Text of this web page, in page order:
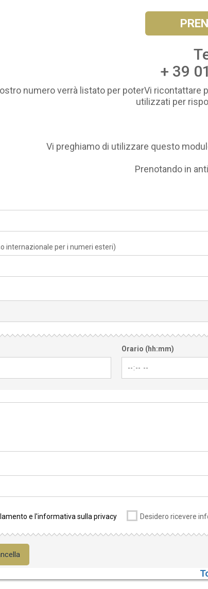
+ 39
numero verrà listato per poterVi
utilizzati per
Vi preghiamo di utilizzare questo
Prenotando in
internazionale per i numeri esteri)
Orario (hh:mm)
e l'informativa sulla privacy Desidero ricevere